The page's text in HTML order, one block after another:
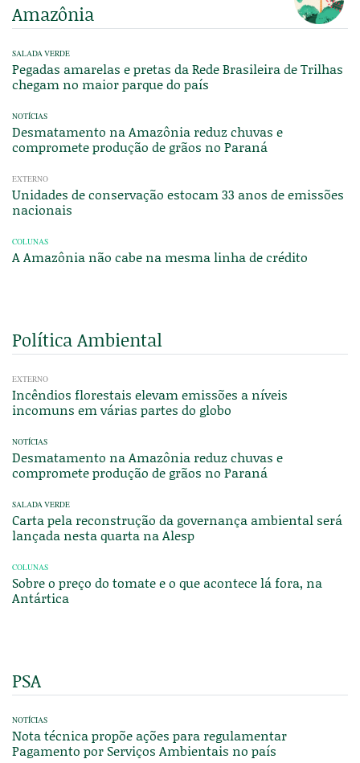
Amazônia
SALADA VERDE
Pegadas amarelas e pretas da Rede Brasileira de Trilhas
chegam no maior parque do país
NOTÍCIAS
Desmatamento na Amazônia reduz chuvas e
compromete produção de grãos no Paraná
EXTERNO
Unidades de conservação estocam 33 anos de emissões
nacionais
COLUNAS
A Amazônia não cabe na mesma linha de crédito
Política Ambiental
EXTERNO
Incêndios florestais elevam emissões a níveis
incomuns em várias partes do globo
NOTÍCIAS
Desmatamento na Amazônia reduz chuvas e
compromete produção de grãos no Paraná
SALADA VERDE
Carta pela reconstrução da governança ambiental será
lançada nesta quarta na Alesp
COLUNAS
Sobre o preço do tomate e o que acontece lá fora, na
Antártica
PSA
NOTÍCIAS
Nota técnica propõe ações para regulamentar
Pagamento por Serviços Ambientais no país